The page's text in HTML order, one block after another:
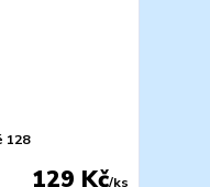
128
129 Kč/ks